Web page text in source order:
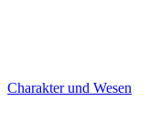
Charakter und Wesen